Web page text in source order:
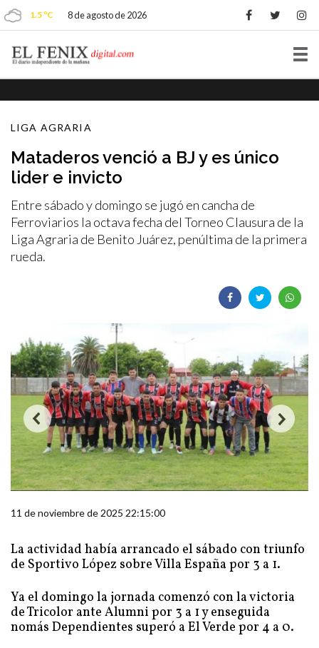
1.5 ºC 8 de agosto de 2026
LIGA AGRARIA
Mataderos venció a BJ y es único
lider e invicto
Entre sábado y domingo se jugó en cancha de
Ferroviarios la octava fecha del Torneo Clausura de la
Liga Agraria de Benito Juárez, penúltima de la primera
rueda.
11 de noviembre de 2025 22:15:00
La actividad había arrancado el sábado con triunfo
de Sportivo López sobre Villa España por 3 a 1.
Ya el domingo la jornada comenzó con la victoria
de Tricolor ante Alumni por 3 a 1 y enseguida
nomás Dependientes superó a El Verde por 4 a 0.